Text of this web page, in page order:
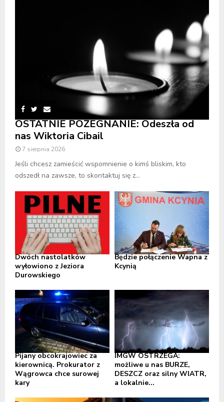
OSTATNIE POŻEGNANIE: Odeszła od
nas Wiktoria Cibail
7 sierpnia 2026
Jeśli chcesz zamieścić wspomnienie o kimś bliskim, kto
odszedł na zawsze, to skontaktuj się z...
Dwóch nastolatków
wyłowiono z Jeziora
Durowskiego
Będzie połączenie Wapna z
Kcynią
Pijany obcokrajowiec za
kierownicą. Prokurator z
Wągrowca chce surowej
kary
IMGW OSTRZEGA:
możliwe u nas BURZE,
DESZCZ oraz silny WIATR,
a lokalnie...